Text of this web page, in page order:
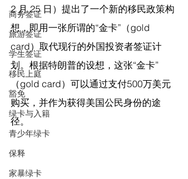
商务签证
旅游签证
学生签证
移民上庭
豁免
绿卡与入籍
青少年绿卡
保释
家暴绿卡
2 月 25 日）提出了一个新的移民政策构
想，即用一张所谓的“金卡”（gold
card）取代现行的外国投资者签证计
划。根据特朗普的设想，这张“金卡”
（gold card）可以通过支付500万美元
购买，并作为获得美国公民身份的途
径。